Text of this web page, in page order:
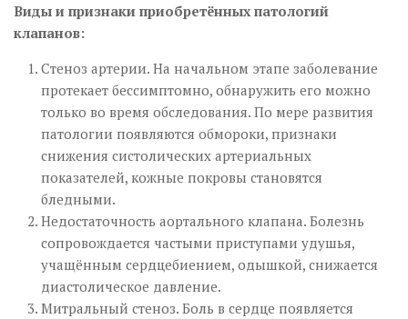
Виды и признаки приобретённых патологий
клапанов:
Стеноз артерии. На начальном этапе заболевание
протекает бессимптомно, обнаружить его можно
только во время обследования. По мере развития
патологии появляются обмороки, признаки
снижения систолических артериальных
показателей, кожные покровы становятся
бледными.
Недостаточность аортального клапана. Болезнь
сопровождается частыми приступами удушья,
учащённым сердцебиением, одышкой, снижается
диастолическое давление.
Митральный стеноз. Боль в сердце появляется